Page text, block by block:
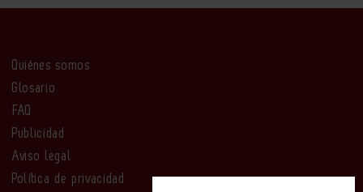
Quiénes somos
Glosario
FAQ
Publicidad
Aviso legal
Política de privacidad